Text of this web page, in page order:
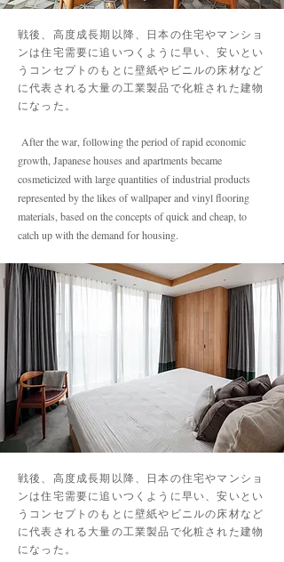
戦後、高度成長期以降、日本の住宅やマンショ
ンは住宅需要に追いつくように早い、安いとい
うコンセプトのもとに壁紙やビニルの床材など
に代表される大量の工業製品で化粧された建物
になった。
After the war, following the period of rapid economic
growth, Japanese houses and apartments became
cosmeticized with large quantities of industrial products
represented by the likes of wallpaper and vinyl flooring
materials, based on the concepts of quick and cheap, to
catch up with the demand for housing.
戦後、高度成長期以降、日本の住宅やマンショ
ンは住宅需要に追いつくように早い、安いとい
うコンセプトのもとに壁紙やビニルの床材など
に代表される大量の工業製品で化粧された建物
になった。